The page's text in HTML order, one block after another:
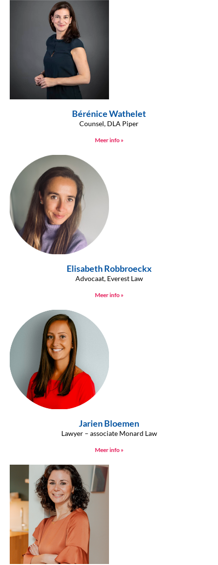
Bérénice Wathelet
Counsel, DLA Piper
Meer info »
Elisabeth Robbroeckx
Advocaat, Everest Law
Meer info »
Jarien Bloemen
Lawyer – associate Monard Law
Meer info »